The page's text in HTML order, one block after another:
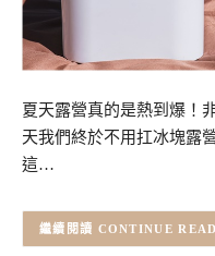
夏天露營真的是熱到爆！
天我們終於不用扛冰塊露
這…
CONTINUE